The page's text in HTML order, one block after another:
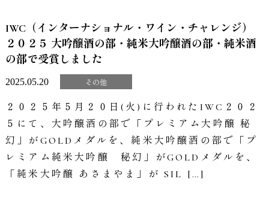
2025.05.20 その他
IWC（インターナショナル・ワイン・チャレンジ）
２０２５ 大吟醸酒の部・純米大吟醸酒の部・純米酒
の部で受賞しました
２０２５年５月２０日(火)に行われたIWC２０２
５にて、大吟醸酒の部で「プレミアム大吟醸 秘
幻」がGOLDメダルを、純米大吟醸酒の部で「プ
レミアム純米大吟醸 秘幻」がGOLDメダルを、
「純米大吟醸 あさまやま」が SIL […]